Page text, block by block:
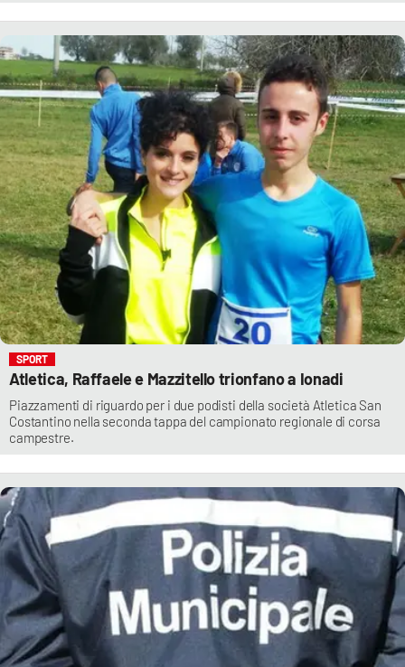
SPORT
Atletica, Raffaele e Mazzitello trionfano a Ionadi
Piazzamenti di riguardo per i due podisti della società Atletica San
Costantino nella seconda tappa del campionato regionale di corsa
campestre.